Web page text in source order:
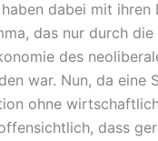
dabei mit ihren
das nur durch die
des
war. Nun, da eine
ohne
dass